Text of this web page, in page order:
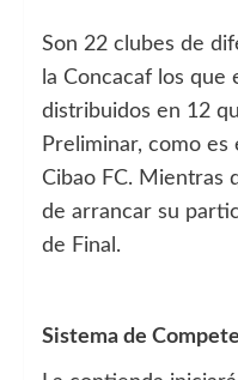
Son 22 clubes de
la Concacaf los que
distribuidos en 12
Preliminar, como es
Cibao FC. Mientras
de arrancar su
de Final.
Sistema de